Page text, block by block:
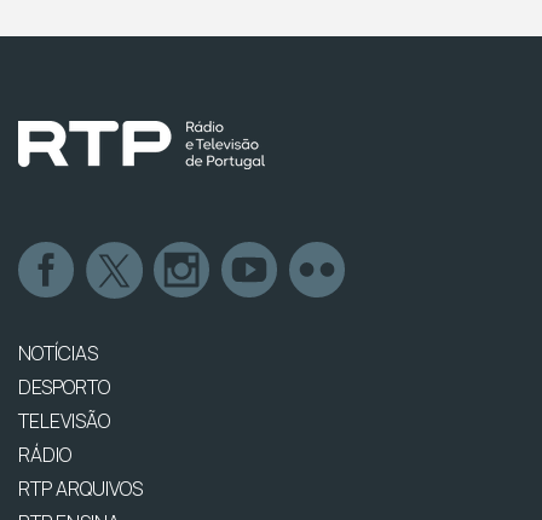
NOTÍCIAS
DESPORTO
TELEVISÃO
RÁDIO
RTP ARQUIVOS